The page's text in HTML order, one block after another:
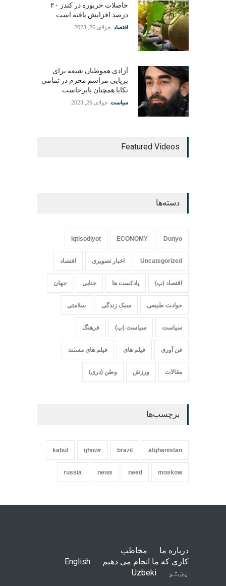
حاصلات خربوزه در کندز ۲۰
درصد افزایش یافته است
اقتصاد جولای 26, 2023
آزادی هموطنان شیعه برای
برپایی مراسم محرم در تمامی
تکایا همچنان پابرجاست
سیاست جولای 26, 2023
Featured Videos
دسته‌ها
Dunyo
ECONOMY
Iqtisodiyot
Uncategorized اخبار تصویری اقتصاد
اقتصاد (پ) پادکست ها جنایی جهان
حواد‍‍‍ث طبیعی سبک زندگی سلامتی
سیاست سیاست (پ) فرهنگ
فن آوری فیلم های فیلم های مستند
مقالات ورزش وطن (دری)
برچسب‌ها
afghanistan
brazil
ghowr
kabul
moskow
need
news
russia
درباره ما
مخاطب
کاری که ما انجام می دهیم
English
پښتو
Uzbeki